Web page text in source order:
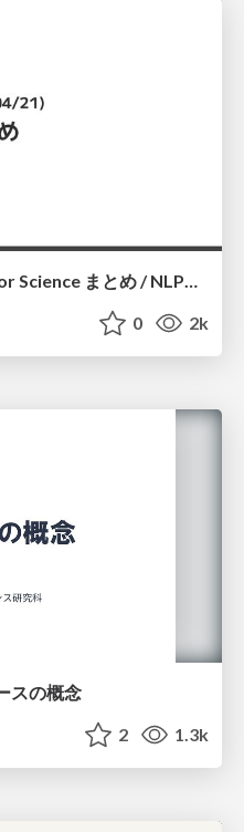
[NLP2026 参加報告会] AI for Science まとめ / NLP2026
0 2k
スの概念
2 1.3k